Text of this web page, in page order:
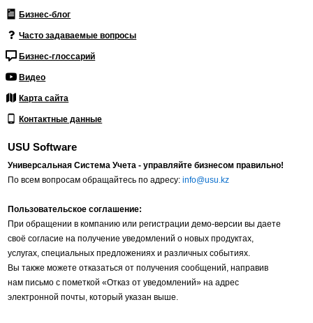
Бизнес-блог
Часто задаваемые вопросы
Бизнес-глоссарий
Видео
Карта сайта
Контактные данные
USU Software
Универсальная Система Учета - управляйте бизнесом правильно!
По всем вопросам обращайтесь по адресу:info@usu.kz
Пользовательское соглашение:
При обращении в компанию или регистрации демо-версии вы даете
своё согласие на получение уведомлений о новых продуктах,
услугах, специальных предложениях и различных событиях.
Вы также можете отказаться от получения сообщений, направив
нам письмо с пометкой «Отказ от уведомлений» на адрес
электронной почты, который указан выше.